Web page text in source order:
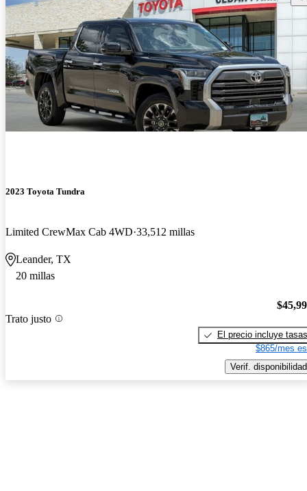
2023 Toyota Tundra
Limited CrewMax Cab 4WD 33,512 millas
Leander, TX
20 millas
Trato justo
El precio incluye tasas
$865/mes
Verif. disponibilidad